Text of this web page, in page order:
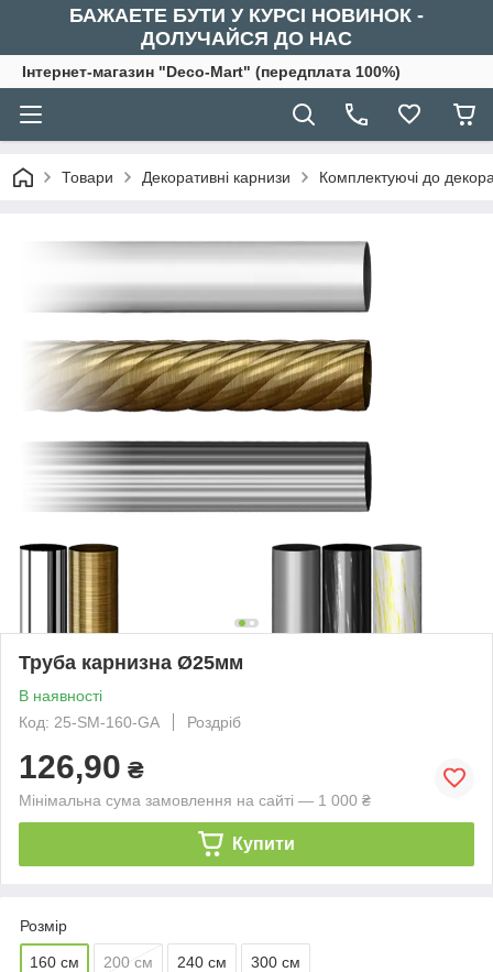
БАЖАЕТЕ БУТИ У КУРСІ НОВИНОК -
ДОЛУЧАЙСЯ ДО НАС
Інтернет-магазин "Deco-Mart" (передплата 100%)
Товари Декоративні карнизи Комплектуючі до
Труба карнизна Ø25мм
В наявності
Код: 25-SM-160-GA
Роздріб
126,90 ₴
Мінімальна сума замовлення на сайті — 1 000 ₴
Купити
Розмір
160 см 200 см 240 см 300 см